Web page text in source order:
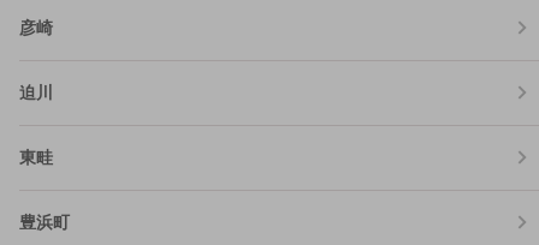
彦崎
迫川
東畦
豊浜町